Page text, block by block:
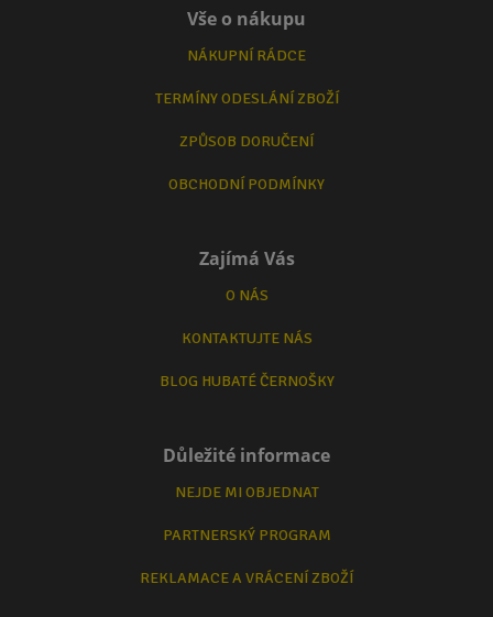
Vše o nákupu
NÁKUPNÍ RÁDCE
TERMÍNY ODESLÁNÍ ZBOŽÍ
ZPŮSOB DORUČENÍ
OBCHODNÍ PODMÍNKY
Zajímá Vás
O NÁS
KONTAKTUJTE NÁS
BLOG HUBATÉ ČERNOŠKY
Důležité informace
NEJDE MI OBJEDNAT
PARTNERSKÝ PROGRAM
REKLAMACE A VRÁCENÍ ZBOŽÍ